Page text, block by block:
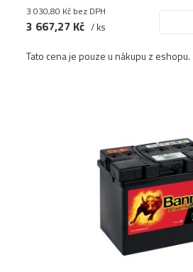
3 030,80 Kč bez DPH
3 667,27 Kč / ks
Tato cena je pouze u nákupu z eshopu.